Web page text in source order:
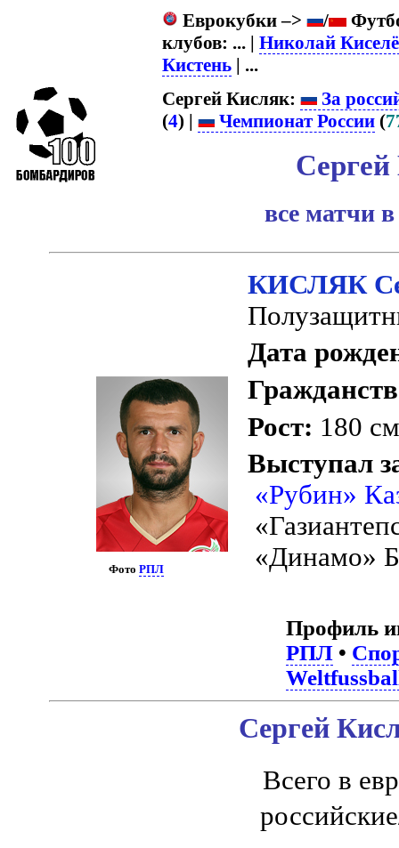
Еврокубки –> /
клубов: ... | Николай
Кистень | ...
Сергей Кисляк:
За
(4) | Чемпионат России (
все матчи
ФотоРПЛ
КИСЛЯК
Дата
Рост: 180
Выступал
«Рубин»
«Динамо»
Профиль
РПЛ•
Сергей
Всего в